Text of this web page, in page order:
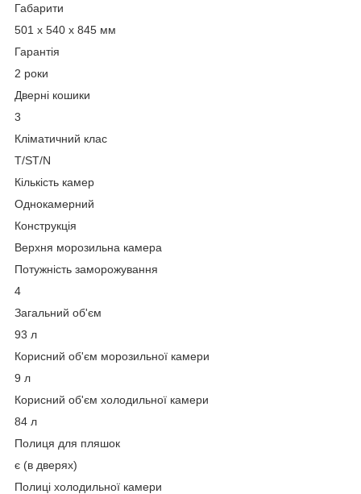
Габарити
501 x 540 x 845 мм
Гарантія
2 роки
Дверні кошики
3
Кліматичний клас
T/ST/N
Кількість камер
Однокамерний
Конструкція
Верхня морозильна камера
Потужність заморожування
4
Загальний об'єм
93 л
Корисний об'єм морозильної камери
9 л
Корисний об'єм холодильної камери
84 л
Полиця для пляшок
є (в дверях)
Полиці холодильної камери